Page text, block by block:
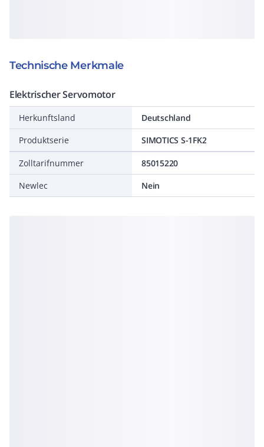
Technische Merkmale
Elektrischer Servomotor
Herkunftsland
Deutschland
Produktserie
SIMOTICS S-1FK2
Zolltarifnummer
85015220
Newlec
Nein